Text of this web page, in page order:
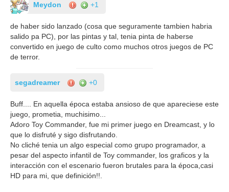
Meydon +1
de haber sido lanzado (cosa que seguramente tambien habria
salido pa PC), por las pintas y tal, tenia pinta de haberse
convertido en juego de culto como muchos otros juegos de PC
de terror.
segadreamer +0
Buff.... En aquella época estaba ansioso de que apareciese este
juego, prometia, muchisimo...
Adoro Toy Commander, fue mi primer juego en Dreamcast, y lo
que lo disfruté y sigo disfrutando.
No cliché tenia un algo especial como grupo programador, a
pesar del aspecto infantil de Toy commander, los graficos y la
interacción con el escenario fueron brutales para la época,casi
HD para mi, que definición!!.